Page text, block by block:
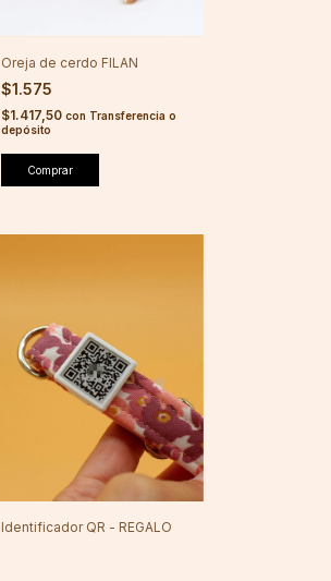
Oreja de cerdo FILAN
$1.575
$1.417,50 con Transferencia o
depósito
Identificador QR - REGALO